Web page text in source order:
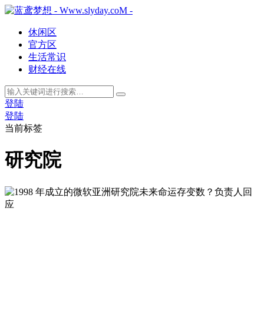
休闲区
官方区
生活常识
财经在线
登陆
登陆
当前标签
研究院